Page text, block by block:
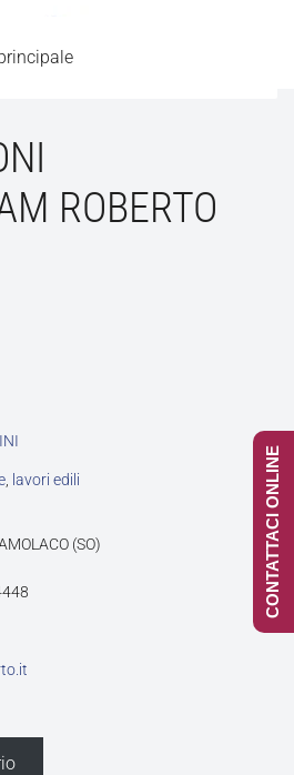
ROBERTO
, lavori edili
(SO)
CONTATTACI ONLINE